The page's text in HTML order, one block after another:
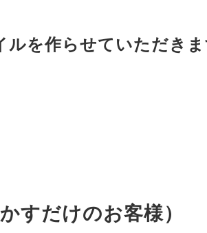
ルを作らせていただき
すだけのお客様）